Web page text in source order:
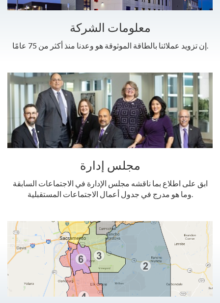
معلومات الشركة
إن تزويد عملائنا بالطاقة الموثوقة هو وعدنا منذ أكثر من 75 عامًا.
مجلس إدارة
ابق على اطلاع بما ناقشه مجلس الإدارة في الاجتماعات السابقة
وما هو مدرج في جدول أعمال الاجتماعات المستقبلية.